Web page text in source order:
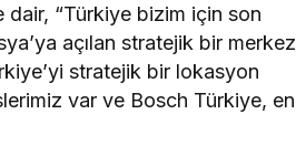
dair, “Türkiye bizim için son
açılan stratejik bir merkez
stratejik bir lokasyon
var ve Bosch Türkiye, en